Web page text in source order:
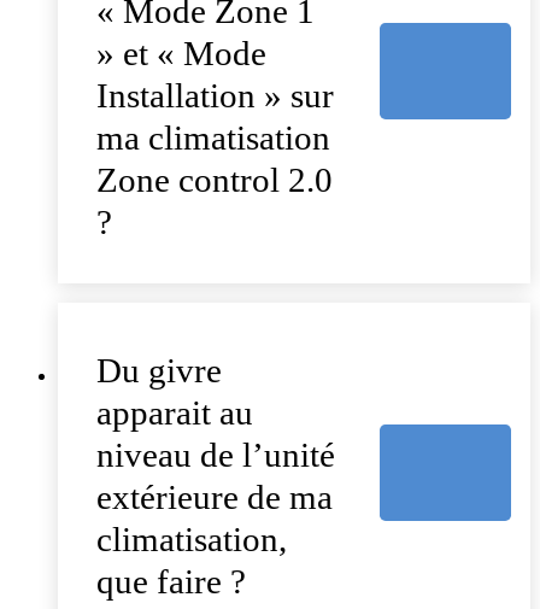
« Mode Zone 1
» et « Mode
Installation » sur
ma climatisation
Zone control 2.0
?
Du givre
apparait au
niveau de l’unité
extérieure de ma
climatisation,
que faire ?